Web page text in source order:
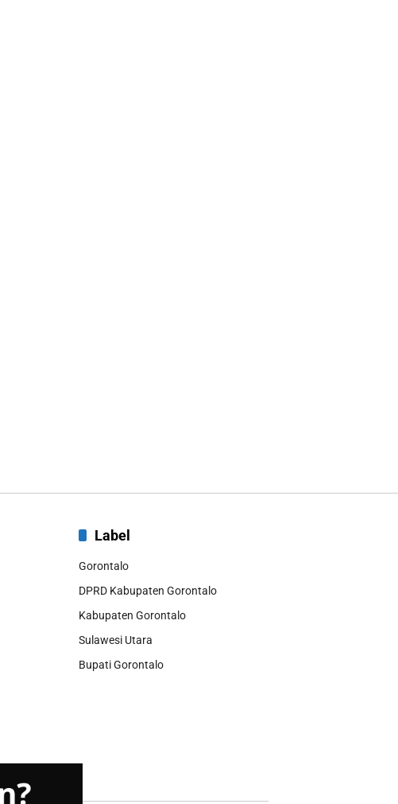
Label
Gorontalo
DPRD Kabupaten Gorontalo
Kabupaten Gorontalo
Sulawesi Utara
Bupati Gorontalo